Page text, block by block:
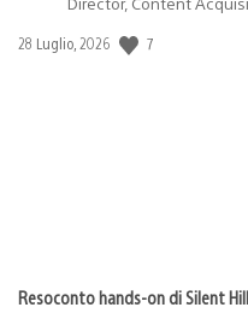
Data
28 Luglio, 2026 7
Resoconto hands-on di Silent